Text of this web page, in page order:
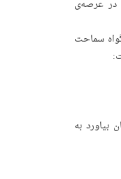
در عرصه‌ی‌
سماحت‌
به‌